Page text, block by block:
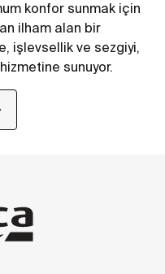
konfor sunmak için
ilham alan bir
işlevsellik ve sezgiyi,
sunuyor.